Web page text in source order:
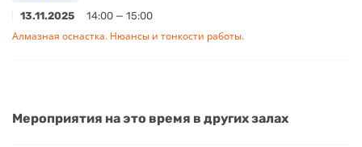
13.11.2025
14:00 — 15:00
Алмазная оснастка. Нюансы и тонкости работы.
Мероприятия на это время в других залах